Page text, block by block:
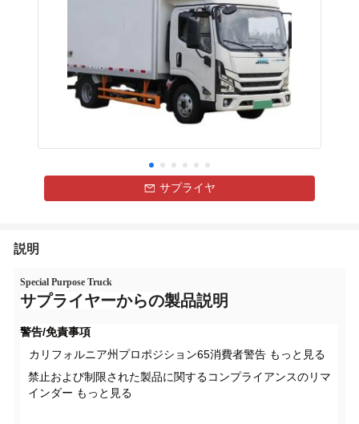
サプライヤ
説明
Special Purpose Truck
サプライヤーからの製品説明
警告/免責事項
カリフォルニア州プロポジション65消費者警告 もっと見る
禁止および制限された製品に関するコンプライアンスのリマ
インダー もっと見る